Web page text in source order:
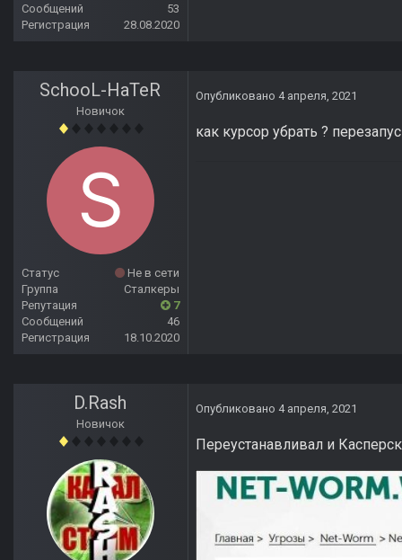
Сообщений
53
Регистрация
28.08.2020
SchooL-HaTeR
Новичок
Статус
Не в сети
Группа
Сталкеры
Репутация
7
Сообщений
46
Регистрация
18.10.2020
Опубликовано 4 апреля, 2021
как курсор убрать ?
D.Rash
Новичок
Опубликовано 4 апреля, 2021
Переустанавливал и